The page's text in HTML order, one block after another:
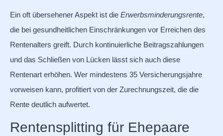
Ein oft übersehener Aspekt ist die Erwerbsminderungsrente,
die bei gesundheitlichen Einschränkungen vor Erreichen des
Rentenalters greift. Durch kontinuierliche Beitragszahlungen
und das Schließen von Lücken lässt sich auch diese
Rentenart erhöhen. Wer mindestens 35 Versicherungsjahre
vorweisen kann, profitiert von der Zurechnungszeit, die die
Rente deutlich aufwertet.
Rentensplitting für Ehepaare